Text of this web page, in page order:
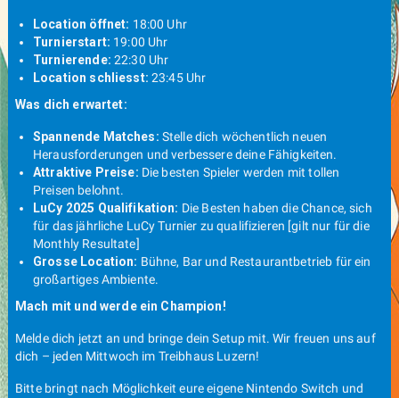
Location öffnet: 18:00 Uhr
Turnierstart: 19:00 Uhr
Turnierende: 22:30 Uhr
Location schliesst: 23:45 Uhr
Was dich erwartet:
Spannende Matches: Stelle dich wöchentlich neuen
Herausforderungen und verbessere deine Fähigkeiten.
Attraktive Preise: Die besten Spieler werden mit tollen
Preisen belohnt.
LuCy 2025 Qualifikation: Die Besten haben die Chance, sich
für das jährliche LuCy Turnier zu qualifizieren [gilt nur für die
Monthly Resultate]
Grosse Location: Bühne, Bar und Restaurantbetrieb für ein
großartiges Ambiente.
Mach mit und werde ein Champion!
Melde dich jetzt an und bringe dein Setup mit. Wir freuen uns auf
dich – jeden Mittwoch im Treibhaus Luzern!
Bitte bringt nach Möglichkeit eure eigene Nintendo Switch und